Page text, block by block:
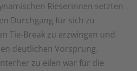
Rieserinnen setzten
Durchgang für sich zu
Tie-Break zu erzwingen und
deutlichen Vorsprung.
zu eilen war für die